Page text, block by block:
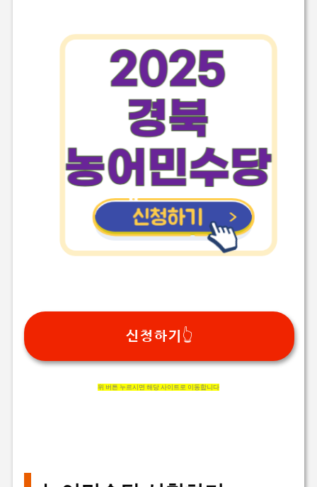
신청하기👆
위 버튼 누르시면 해당 사이트로 이동합니다